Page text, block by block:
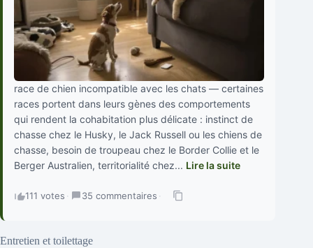
race de chien incompatible avec les chats — certaines
races portent dans leurs gènes des comportements
qui rendent la cohabitation plus délicate : instinct de
chasse chez le Husky, le Jack Russell ou les chiens de
chasse, besoin de troupeau chez le Border Collie et le
Berger Australien, territorialité chez... Lire la suite
111 votes · 35 commentaires ·
Entretien et toilettage